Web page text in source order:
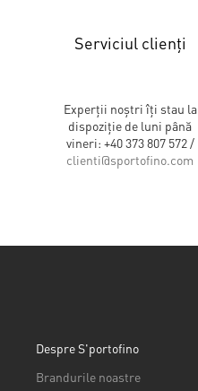
Serviciul clienți
Experții noștri îți stau la
dispoziție de luni până
vineri: +40 373 807 572 /
clienti@sportofino.com
Despre S'portofino
Brandurile noastre